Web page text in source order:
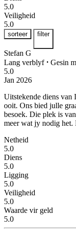
5.0
Veiligheid
5.0
sorteer filter
Stefan G
Lang verblyf ⋅ Gesin
5.0
Jan 2026
Uitstekende diens van
ooit. Ons bied julle
besoek. Die plek is
meer wat jy nodig het.
Netheid
5.0
Diens
5.0
Ligging
5.0
Veiligheid
5.0
Waarde vir geld
5.0